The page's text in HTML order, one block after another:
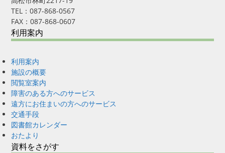
TEL：087-868-0567
FAX：087-868-0607
利用案内
利用案内
施設の概要
閲覧室案内
障害のある方へのサービス
遠方にお住まいの方へのサービス
交通手段
図書館カレンダー
おたより
資料をさがす